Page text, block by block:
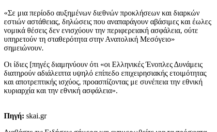
«Σε μια περίοδο αυξημένων διεθνών προκλήσεων και διαρκών
εστιών αστάθειας, δηλώσεις που αναπαράγουν αβάσιμες και έωλες
νομικά θέσεις δεν ενισχύουν την περιφερειακή ασφάλεια, ούτε
υπηρετούν τη σταθερότητα στην Ανατολική Μεσόγειο»
σημειώνουν.
Οι ίδιες [πηγές διαμηνύουν ότι «οι Ελληνικές Ένοπλες Δυνάμεις
διατηρούν αδιάλειπτα υψηλό επίπεδο επιχειρησιακής ετοιμότητας
και αποτρεπτικής ισχύος, προασπίζοντας με συνέπεια την εθνική
κυριαρχία και την εθνική ασφάλεια».
Πηγή: skai.gr